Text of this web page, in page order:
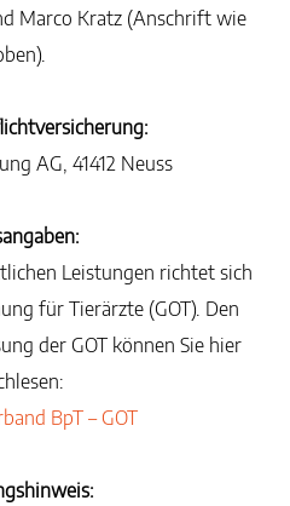
Marco Kratz (Anschrift wie
AG, 41412 Neuss
Leistungen richtet sich
für Tierärzte (GOT). Den
der GOT können Sie hier
BpT – GOT